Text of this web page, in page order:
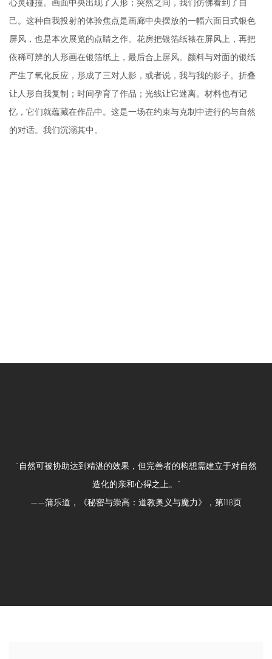
心灵碰撞。画面中央出现了人形；突然之间，我们仿佛看到了自
己。这种自我投射的体验焦点是画廊中央摆放的一幅六面日式银色
屏风，也是本次展览的点睛之作。花房把银箔纸裱在屏风上，再把
依稀可辨的人形画在银箔纸上，最后合上屏风。颜料与对面的银纸
产生了氧化反应，形成了三对人影，或者说，我与我的影子。折叠
让人形自我复制；时间孕育了作品；光线让它迷离。材料也有记
忆，它们就蕴藏在作品中。这是一场在约束与克制中进行的与自然
的对话。我们沉溺其中。
“自然可被协助达到精湛的效果，但完善者的构想需建立于对自然
造化的亲和心得之上。”
——蒲乐道，《秘密与崇高：道教奥义与魔力》，第118页